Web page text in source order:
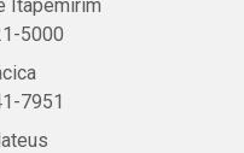
Itapemirim
5000
7951